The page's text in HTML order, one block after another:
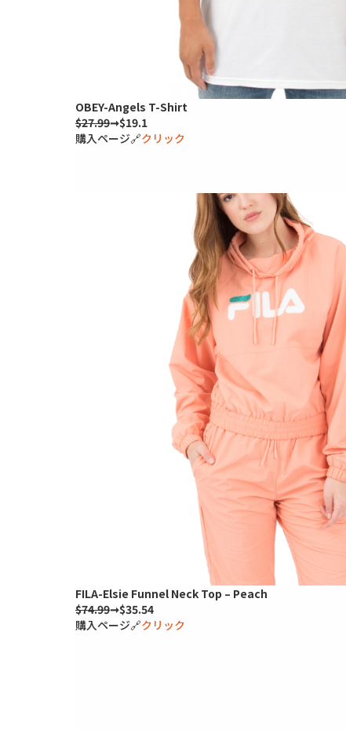
OBEY-Angels T-Shirt
$27.99➞$19.1
購入ページ🔗クリック
FILA-Elsie Funnel Neck Top – Peach
$74.99➞$35.54
購入ページ🔗クリック